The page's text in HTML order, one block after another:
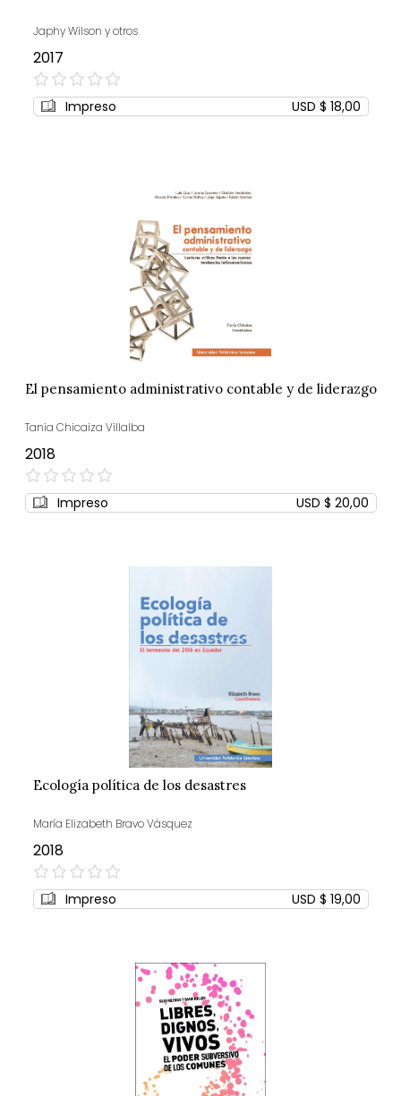
Japhy Wilson y otros
2017
0%
Impreso USD $ 18,00
El pensamiento administrativo contable y de liderazgo
Tania Chicaiza Villalba
2018
0%
Impreso USD $ 20,00
Ecología política de los desastres
María Elizabeth Bravo Vásquez
2018
0%
Impreso USD $ 19,00